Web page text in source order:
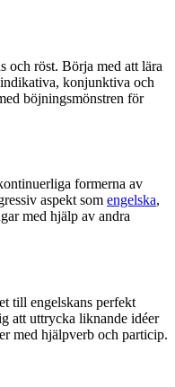
och röst. Börja med att lära
konjunktiva och
böjningsmönstren för
formerna av
aspekt som engelska,
med hjälp av andra
till engelskans perfekt
att uttrycka liknande idéer
med hjälpverb och particip.